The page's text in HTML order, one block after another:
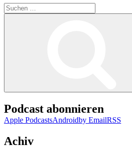
Suchen
nach:
Podcast abonnieren
Apple PodcastsAndroidby EmailRSS
Achiv